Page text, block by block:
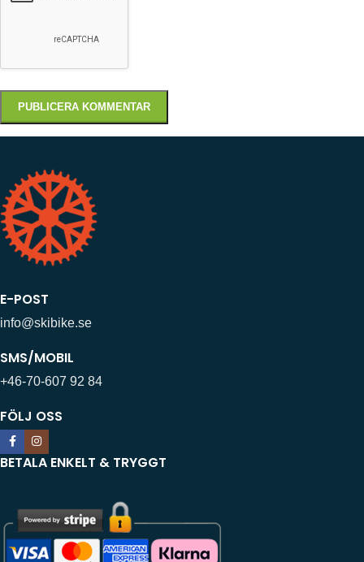
E-POST
info@skibike.se
SMS/MOBIL
+46-70-607 92 84
FÖLJ OSS
BETALA ENKELT & TRYGGT